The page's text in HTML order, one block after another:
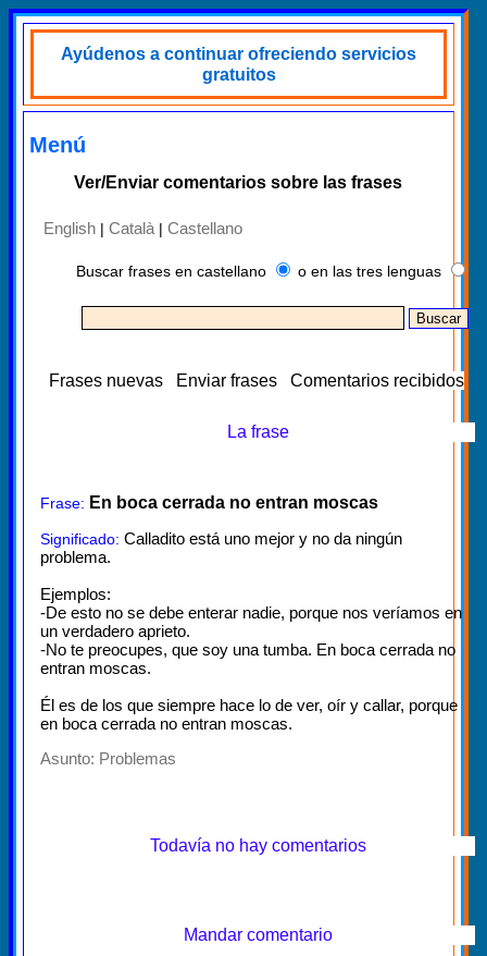
Ayúdenos a continuar ofreciendo servicios
gratuitos
Menú
Ver/Enviar comentarios sobre las frases
English | Català | Castellano
Buscar frases en castellano o en las tres lenguas
Frases nuevas Enviar frases Comentarios recibidos
La frase
Frase: En boca cerrada no entran moscas
Significado: Calladito está uno mejor y no da ningún
problema.
Ejemplos:
-De esto no se debe enterar nadie, porque nos veríamos en
un verdadero aprieto.
-No te preocupes, que soy una tumba. En boca cerrada no
entran moscas.
Él es de los que siempre hace lo de ver, oír y callar, porque
en boca cerrada no entran moscas.
Asunto: Problemas
Todavía no hay comentarios
Mandar comentario